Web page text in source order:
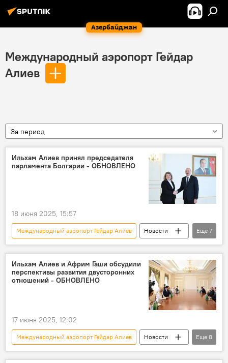
Азербайджан
Международный аэропорт Гейдар
Алиев
За период
Ильхам Алиев принял председателя
парламента Болгарии - ОБНОВЛЕНО
18 июня 2025, 15:57
Международный аэропорт Гейдар Алиев
Новости
Азербайджан
Баку
Болгария
Спикер
Парламент
Рабочий визит
Организация черноморского экономического сотрудничества
Еще 7
Ильхам Алиев и Африм Гаши обсудили
перспективы развития двусторонних
отношений - ОБНОВЛЕНО
17 июня 2025, 12:02
Международный аэропорт Гейдар Алиев
Новости
Азербайджан
Баку
Еще 8